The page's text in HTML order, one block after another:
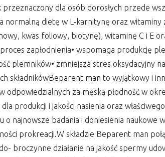
przeznaczony dla osób dorosłych przede
normalną dietę w L-karnitynę oraz
kwas foliowy, biotynę), witaminę C i E
zapłodnienia• wspomaga produkcję
plemników• zmniejsza stres oksydacyjny
składnikówBeparent man to wyjątkowy i
odpowiedzialnych za męską płodność w
dla produkcji i jakości nasienia oraz
o najnowsze badania i doniesienia naukowe
prokreacji.W składzie Beparent man
broczynne działanie na jakość spermy